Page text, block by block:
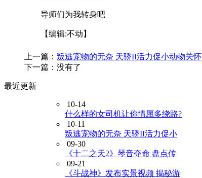
导师们为我转身吧
【编辑:不动】
上一篇： 叛逃宠物的无奈 天骄II活力促小动物关怀
下一篇：没有了
最近更新
10-14
什么样的女司机让你情愿多绕路?
10-11
叛逃宠物的无奈 天骄II活力促小
09-30
《十二之天2》琴音夺命 盘点传
09-21
《斗战神》发布实景视频 揭秘游